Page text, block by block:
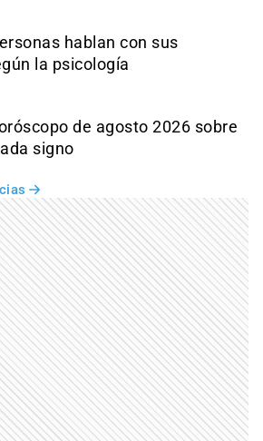
hablan con sus
la psicología
de agosto 2026 sobre
signo